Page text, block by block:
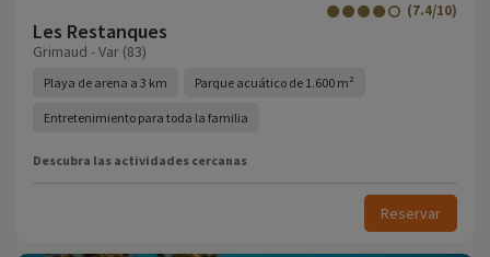
Les Restanques
(7.4/10)
Grimaud - Var (83)
Playa de arena a 3 km Parque acuático de 1.600 m²
Entretenimiento para toda la familia
Descubra las actividades cercanas
Reservar